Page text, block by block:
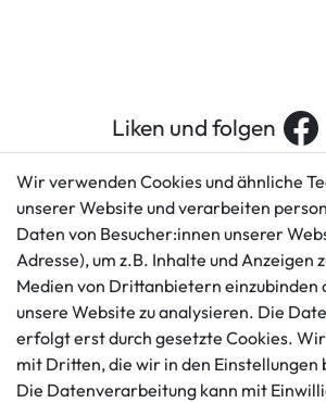
Liken und folgen
Kundenservice
+49 421 596586
Mo. - Fr. 9 - 16 Uhr
info@gameworld.de
Kontaktformular
AGB
Impressum
Vertrag
Wir verwenden Cookies und ähnliche
unserer Website und verarbeiten
Daten von Besucher:innen unserer
Adresse), um z.B. Inhalte und Anzeigen
Medien von Drittanbietern einzubinden
unsere Website zu analysieren. Die
erfolgt erst durch gesetzte Cookies.
mit Dritten, die wir in den Einstellungen
Die Datenverarbeitung kann mit